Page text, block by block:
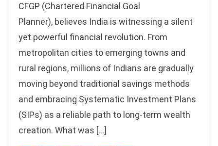
CFGP (Chartered Financial Goal
Planner), believes India is witnessing a silent
yet powerful financial revolution. From
metropolitan cities to emerging towns and
rural regions, millions of Indians are gradually
moving beyond traditional savings methods
and embracing Systematic Investment Plans
(SIPs) as a reliable path to long-term wealth
creation. What was […]